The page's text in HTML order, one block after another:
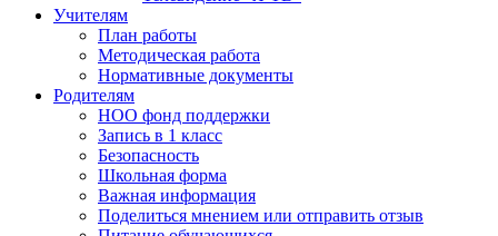
Учителям
План работы
Методическая работа
Нормативные документы
Родителям
НОО фонд поддержки
Запись в 1 класс
Безопасность
Школьная форма
Важная информация
Поделиться мнением или отправить отзыв